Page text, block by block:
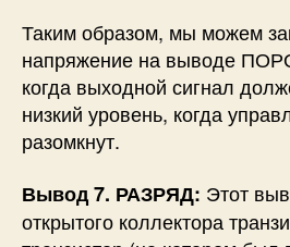
включается, когда база
питание.
Этот вывод обычно
внестабильной конфигурации
Похожие Статьи